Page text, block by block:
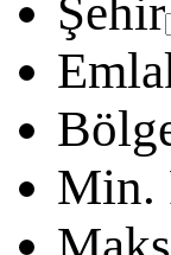
Şehir
Min.